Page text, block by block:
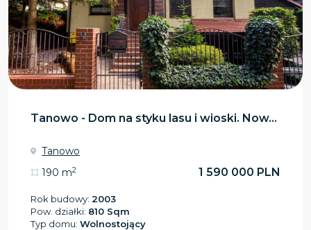
Tanowo - Dom na styku lasu i wioski. Now...
Tanowo
190 m2 1 590 000 PLN
Rok budowy: 2003
Pow. działki: 810 Sqm
Typ domu: Wolnostojący